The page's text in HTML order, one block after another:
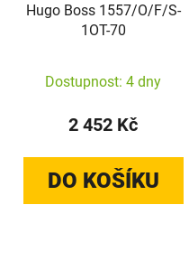
Hugo Boss 1557/O/F/S-
1OT-70
Dostupnost: 4 dny
2 452 Kč
DO KOŠÍKU